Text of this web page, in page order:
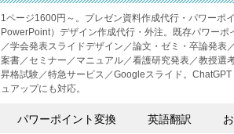
1ページ1600円～。プレゼン資料作成代行・パワーポ
PowerPoint）デザイン作成代行・外注。既存パワー
／学会発表スライドデザイン／論文・ゼミ・卒論発
案書／セミナー／マニュアル／看護研究発表／教授選
昇格試験／特急サービス／Googleスライド。
ュアップにも対応。
パワーポイント変換 英語翻訳